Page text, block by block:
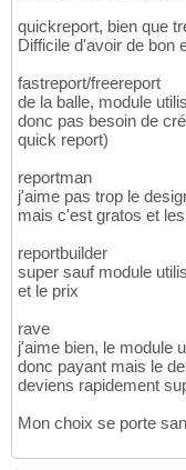
quickreport, bien que
Difficile d'avoir de bon
fastreport/freereport
de la balle, module
donc pas besoin de
quick report)
reportman
j'aime pas trop le
mais c'est gratos et
reportbuilder
super sauf module
et le prix
rave
j'aime bien, le module
donc payant mais le
deviens rapidement
Mon choix se porte